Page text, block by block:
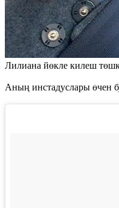
Лилиана йөкле килеш
Аның инстадуслары өчен